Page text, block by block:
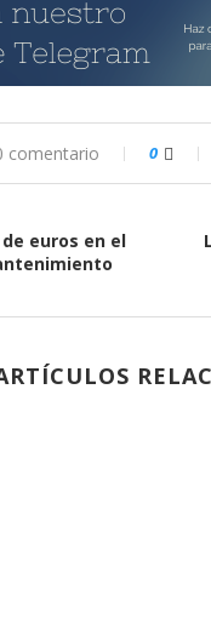
comentario 0
euros en el